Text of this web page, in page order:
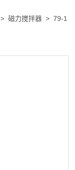
>磁力搅拌器 > 79-1